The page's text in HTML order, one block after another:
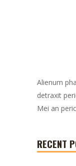
Alienum
detraxit
Mei an
RECENT